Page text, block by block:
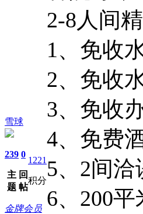
雪球
239
主
题
0
回
帖
1221
积分
金牌会员
2-8人间
1、 免收
2、 免收
3、 免收
4、 免费
5、2间
6、200